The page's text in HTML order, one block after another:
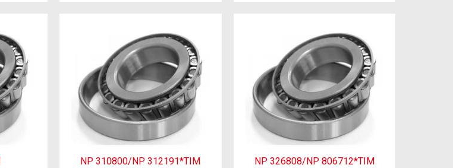
NP 310800/NP 312191*TIM NP 326808/NP 806712*TIM